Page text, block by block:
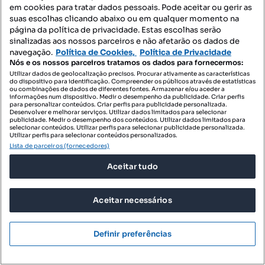
Blue Select - Mediação Imobiliária, Lda
Profissional
3888,89 €/m²
em cookies para tratar dados pessoais. Pode aceitar ou gerir as
suas escolhas clicando abaixo ou em qualquer momento na
página da política de privacidade. Estas escolhas serão
sinalizadas aos nossos parceiros e não afetarão os dados de
navegação. Política de Cookies, Política de Privacidade
Nós e os nossos parceiros tratamos os dados para fornecermos:
Utilizar dados de geolocalização precisos. Procurar ativamente as características
do dispositivo para identificação. Compreender os públicos através de estatísticas
ou combinações de dados de diferentes fontes. Armazenar e/ou aceder a
informações num dispositivo. Medir o desempenho da publicidade. Criar perfis
para personalizar conteúdos. Criar perfis para publicidade personalizada.
Desenvolver e melhorar serviços. Utilizar dados limitados para selecionar
publicidade. Medir o desempenho dos conteúdos. Utilizar dados limitados para
selecionar conteúdos. Utilizar perfis para selecionar publicidade personalizada.
Utilizar perfis para selecionar conteúdos personalizados.
Lista de parceiros (fornecedores)
Aceitar tudo
Aceitar necessários
Definir preferências